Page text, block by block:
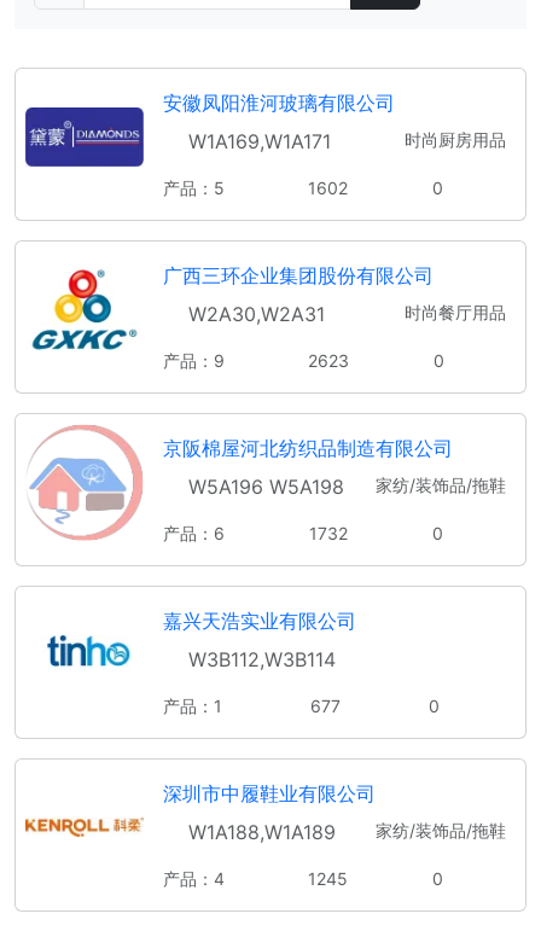
安徽凤阳淮河玻璃有限公司
W1A169,W1A171
时尚厨房用品
产品：5 1602 0
广西三环企业集团股份有限公司
W2A30,W2A31
时尚餐厅用品
产品：9 2623 0
京阪棉屋河北纺织品制造有限公司
W5A196 W5A198
家纺/装饰品/拖鞋
产品：6 1732 0
嘉兴天浩实业有限公司
W3B112,W3B114
产品：1 677 0
深圳市中履鞋业有限公司
W1A188,W1A189
家纺/装饰品/拖鞋
产品：4 1245 0